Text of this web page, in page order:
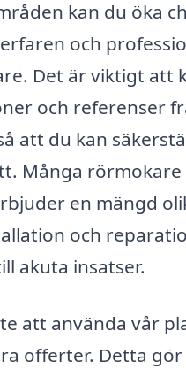
kan du öka
och
Det är viktigt att
och referenser
att du kan
Många rörmokare
en mängd
och
akuta insatser.
att använda vår
offerter. Detta